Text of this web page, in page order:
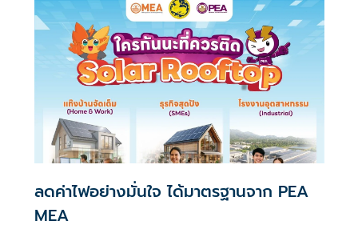
ลดค่าไฟอย่างมั่นใจ ได้มาตรฐานจาก PEA
MEA